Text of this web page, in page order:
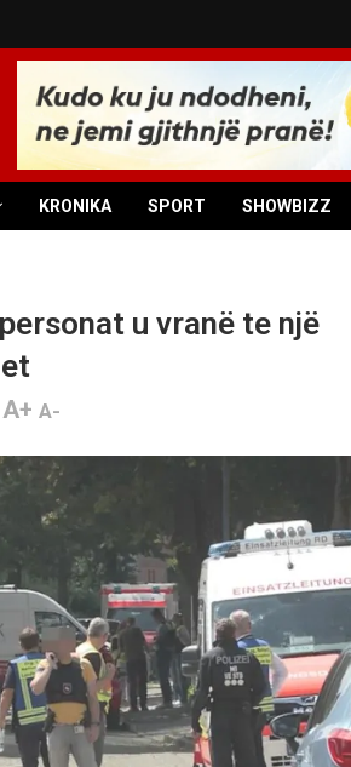
KRONIKA SPORT SHOWBIZZ
u vranë te një
A+ A-